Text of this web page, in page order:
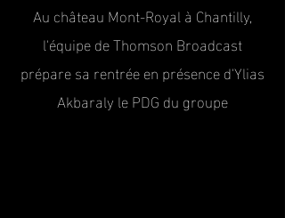
Au château Mont-Royal à Chantilly,
l'équipe de Thomson Broadcast
prépare sa rentrée en présence d'Ylias
Akbaraly le PDG du groupe